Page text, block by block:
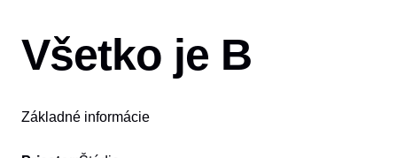
Všetko je B
Základné informácie